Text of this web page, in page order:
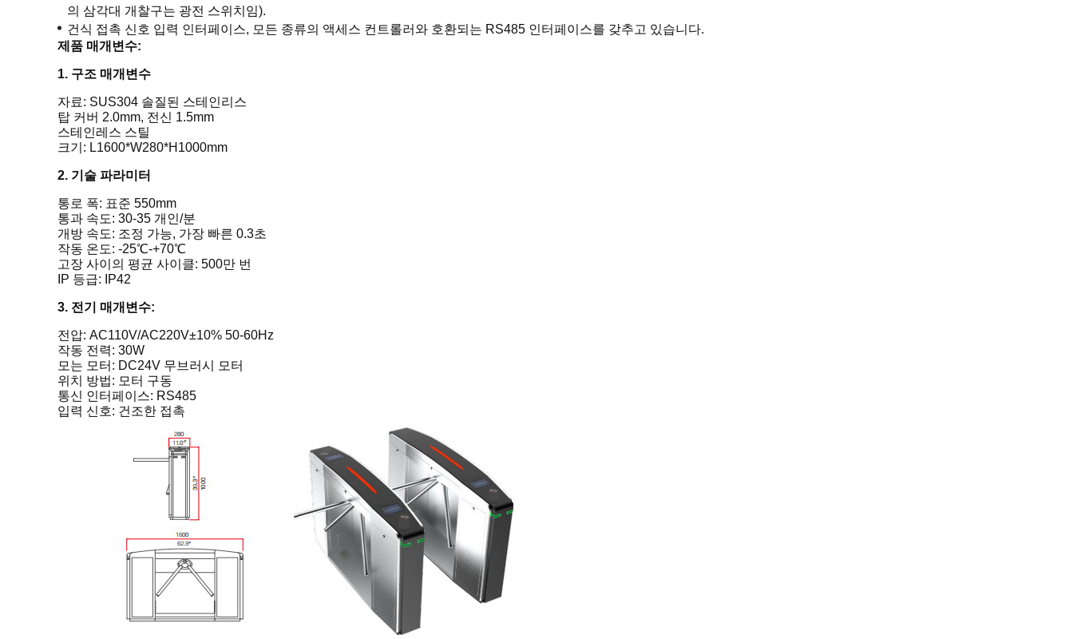
의 삼각대 개찰구는 광전 스위치임).
건식 접촉 신호 입력 인터페이스, 모든 종류의 액세스 컨트롤러와 호환되는 RS485 인터페이스를 갖추고 있습니다.
제품 매개변수:
1. 구조 매개변수
자료: SUS304 솔질된 스테인리스
탑 커버 2.0mm, 전신 1.5mm
스테인레스 스틸
크기: L1600*W280*H1000mm
2. 기술 파라미터
통로 폭: 표준 550mm
통과 속도: 30-35 개인/분
개방 속도: 조정 가능, 가장 빠른 0.3초
작동 온도: -25℃-+70℃
고장 사이의 평균 사이클: 500만 번
IP 등급: IP42
3. 전기 매개변수:
전압: AC110V/AC220V±10% 50-60Hz
작동 전력: 30W
모는 모터: DC24V 무브러시 모터
위치 방법: 모터 구동
통신 인터페이스: RS485
입력 신호: 건조한 접촉